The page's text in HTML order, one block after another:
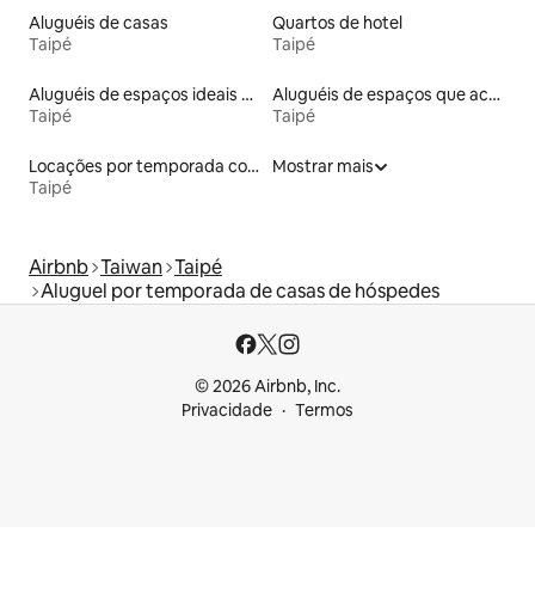
Aluguéis de casas
Taipé
Quartos de hotel
Taipé
Aluguéis de espaços ideais para famílias
Taipé
Aluguéis de espaços que aceitam animais de estimação
Taipé
Locações por temporada com piscina
Taipé
Mostrar mais
Airbnb Taiwan Taipé
Aluguel por temporada de casas de hóspedes
© 2026 Airbnb, Inc.
Privacidade
Termos